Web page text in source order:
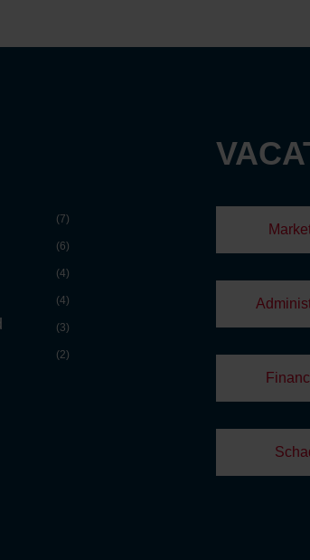
(7)
(6)
(4)
(4)
(3)
(2)